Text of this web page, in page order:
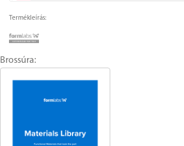
Termékleírás:
Brossúra: